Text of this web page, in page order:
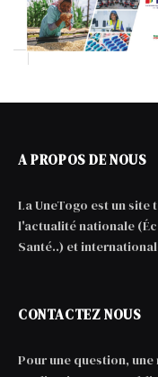
A PROPOS DE NOUS
La UneTogo est un
l'actualité nationale
Santé..) et
CONTACTEZ NOUS
Pour une question,